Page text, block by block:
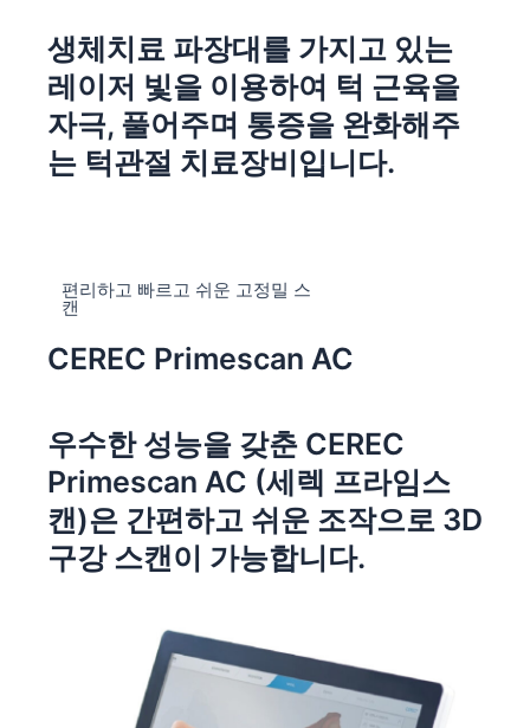
생체치료 파장대를 가지고 있는
레이저 빛을 이용하여 턱 근육을
자극, 풀어주며 통증을 완화해주
는 턱관절 치료장비입니다.
편리하고 빠르고 쉬운 고정밀 스
캔
CEREC Primescan AC
우수한 성능을 갖춘 CEREC
Primescan AC (세렉 프라임스
캔)은 간편하고 쉬운 조작으로 3D
구강 스캔이 가능합니다.